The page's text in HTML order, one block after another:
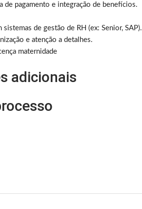
de pagamento e integração de benefícios.
de gestão de RH (ex: Senior, SAP).
e atenção a detalhes.
maternidade
adicionais